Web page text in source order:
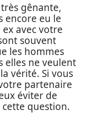
gênante,
encore eu le
avec votre
souvent
les hommes
elles ne veulent
vérité. Si vous
partenaire
éviter de
question.